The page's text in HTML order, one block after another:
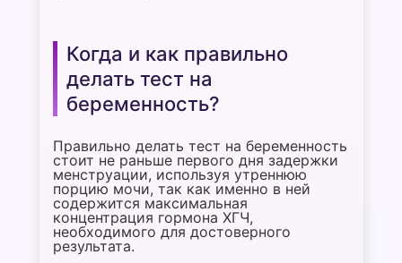
Когда и как правильно
делать тест на
беременность?
Правильно делать тест на беременность
стоит не раньше первого дня задержки
менструации, используя утреннюю
порцию мочи, так как именно в ней
содержится максимальная
концентрация гормона ХГЧ,
необходимого для достоверного
результата.